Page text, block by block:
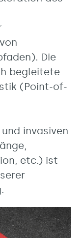
Die
begleitete
(Point-of-
invasiven
etc.) ist